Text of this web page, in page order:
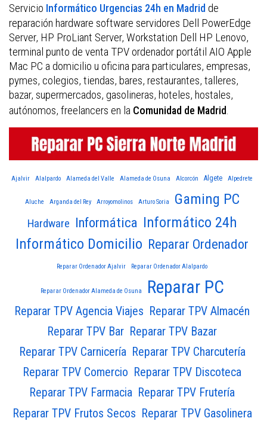
Servicio Informático Urgencias 24h en Madrid de
reparación hardware software servidores Dell PowerEdge
Server, HP ProLiant Server, Workstation Dell HP Lenovo,
terminal punto de venta TPV ordenador portátil AIO Apple
Mac PC a domicilio u oficina para particulares, empresas,
pymes, colegios, tiendas, bares, restaurantes, talleres,
bazar, supermercados, gasolineras, hoteles, hostales,
autónomos, freelancers en la Comunidad de Madrid
Ajalvir Alalpardo Alameda del Valle Alameda de Osuna Alcorcón Algete Alpedrete
Aluche Arganda del Rey Arroyomolinos Arturo Soria Gaming PC
Hardware Informática Informático 24h
Informático Domicilio Reparar Ordenador
Reparar Ordenador Ajalvir Reparar Ordenador Alalpardo
Reparar Ordenador Alameda de Osuna Reparar PC
Reparar TPV Agencia Viajes Reparar TPV Almacén
Reparar TPV Bar Reparar TPV Bazar
Reparar TPV Carnicería Reparar TPV Charcutería
Reparar TPV Comercio Reparar TPV Discoteca
Reparar TPV Farmacia Reparar TPV Frutería
Reparar TPV Frutos Secos Reparar TPV Gasolinera